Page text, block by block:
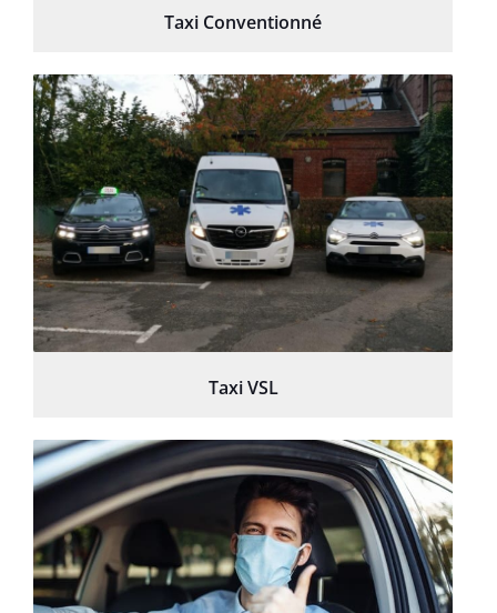
Taxi Conventionné
Taxi VSL